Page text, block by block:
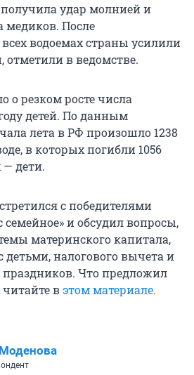
удар молнией и
медиков. После
водоемах страны усилили
отметили в ведомстве.
о резком росте числа
детей. По данным
лета в РФ произошло 1238
в которых погибли 1056
— дети.
с победителями
семейное» и обсудил вопросы,
материнского капитала,
детьми, налогового вычета и
Что предложил
читайте вэтом материале.